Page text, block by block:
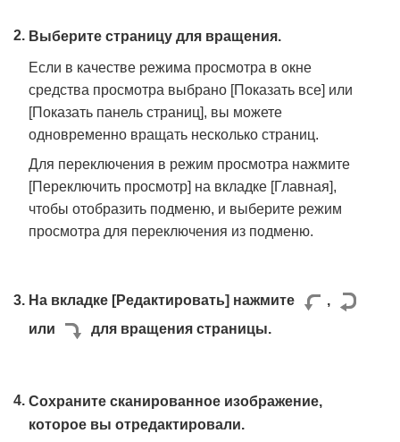
Выберите страницу для вращения.
Если в качестве режима просмотра в окне
средства просмотра выбрано [Показать все] или
[Показать панель страниц], вы можете
одновременно вращать несколько страниц.
Для переключения в режим просмотра нажмите
[Переключить просмотр] на вкладке [Главная],
чтобы отобразить подменю, и выберите режим
просмотра для переключения из подменю.
На вкладке [Редактировать] нажмите
,
или
для вращения страницы.
Сохраните сканированное изображение,
которое вы отредактировали.